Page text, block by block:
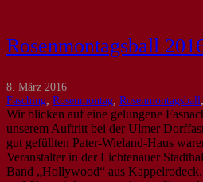
Rosenmontagsball
8. März 2016
Fasching, Rosenmontag, Rosenmontagsball,
Wir blicken auf eine gelungene
unserem Auftritt bei der Ulmer
gut gefüllten Pater-Wieland-Haus
Veranstalter in der Lichtenauer
Band „Hollywood“ aus